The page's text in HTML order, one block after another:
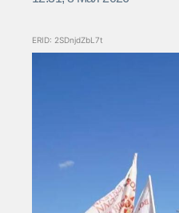
ERID: 2SDnjdZbL7t